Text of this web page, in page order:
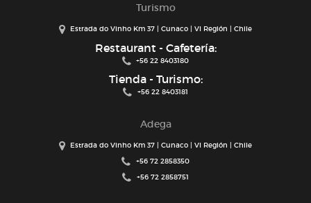
Turismo
Estrada do Vinho Km 37 | Cunaco | VI Región | Chile
Restaurant - Cafetería:
+56 22 8403180
Tienda - Turismo:
+56 22 8403181
Adega
Estrada do Vinho Km 37 | Cunaco | VI Región | Chile
+56 72 2858350
+56 72 2858751